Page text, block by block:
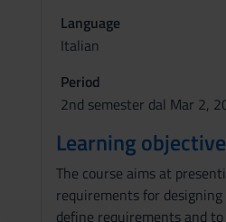
Language
Italian
Period
2nd semester dal Mar 2,
Learning
The course aims at
requirements for
define requirements and